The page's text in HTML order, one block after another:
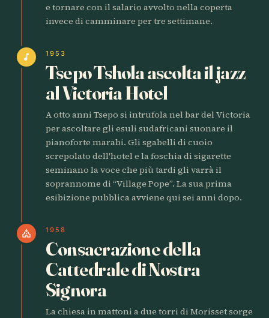
e tornare con il salario avvolto nella coperta
invece di camminare per tre settimane.
music_note 1953
Tsepo Tshola ascolta il jazz
al Victoria Hotel
A otto anni Tsepo si intrufola nel bar del Victoria
per ascoltare gli esuli sudafricani suonare il
pianoforte marabi. Gli sgabelli di cuoio
screpolato dell'hotel e la foschia di sigarette
seminano la voce che più tardi gli varrà il
soprannome di “Village Pope”. La sua prima
esibizione pubblica avviene qui sei anni dopo.
church 1958
Consacrazione della
Cattedrale di Nostra
Signora
La chiesa in mattoni a due torri di Morisset sorge